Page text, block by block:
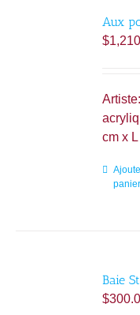
Aux
$
Artiste:
cm x
panier
Baie
$